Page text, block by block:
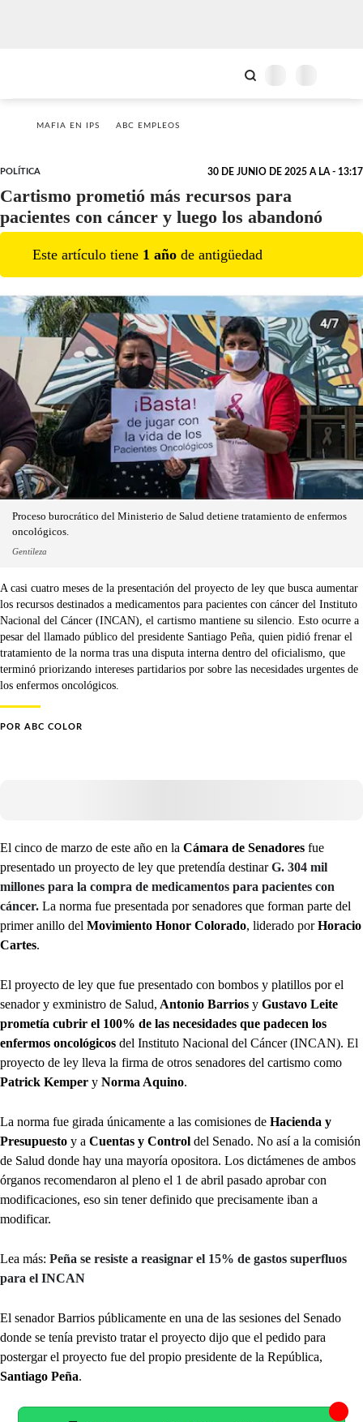
MAFIA EN IPS ABC EMPLEOS
POLÍTICA 30 DE JUNIO DE 2025 A LA - 13:17
Cartismo prometió más recursos para
pacientes con cáncer y luego los abandonó
Este artículo tiene 1 año de antigüedad
Proceso burocrático del Ministerio de Salud detiene tratamiento de enfermos
oncológicos.
Gentileza
A casi cuatro meses de la presentación del proyecto de ley que busca aumentar
los recursos destinados a medicamentos para pacientes con cáncer del Instituto
Nacional del Cáncer (INCAN), el cartismo mantiene su silencio. Esto ocurre a
pesar del llamado público del presidente Santiago Peña, quien pidió frenar el
tratamiento de la norma tras una disputa interna dentro del oficialismo, que
terminó priorizando intereses partidarios por sobre las necesidades urgentes de
los enfermos oncológicos.
POR ABC COLOR
El cinco de marzo de este año en la Cámara de Senadores fue
presentado un proyecto de ley que pretendía destinarG. 304 mil
millones para la compra de medicamentos para pacientes con
cáncer. La norma fue presentada por senadores que forman parte del
primer anillo del Movimiento Honor Colorado, liderado porHoracio
Cartes.
El proyecto de ley que fue presentado con bombos y platillos por el
senador y exministro de Salud, Antonio Barrios y Gustavo Leite
prometía cubrir el 100% de las necesidades que padecen los
enfermos oncológicos del Instituto Nacional del Cáncer (INCAN). El
proyecto de ley lleva la firma de otros senadores del cartismo como
Patrick Kemper y Norma Aquino.
La norma fue girada únicamente a las comisiones de Hacienda y
Presupuesto y a Cuentas y Control del Senado. No así a la comisión
de Salud donde hay una mayoría opositora. Los dictámenes de ambos
órganos recomendaron al pleno el 1 de abril pasado aprobar con
modificaciones, eso sin tener definido que precisamente iban a
modificar.
Lea más: Peña se resiste a reasignar el 15% de gastos superfluos
para el INCAN
El senador Barrios públicamente en una de las sesiones del Senado
donde se tenía previsto tratar el proyecto dijo que el pedido para
postergar el proyecto fue del propio presidente de la República,
Santiago Peña.